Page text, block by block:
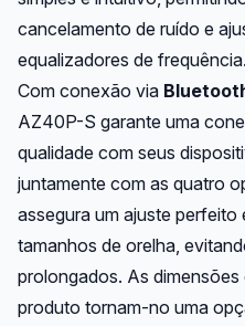
cancelamento de ruído e
equalizadores de frequência.
Com conexão via
AZ40P-S garante uma
qualidade com seus
juntamente com as quatro
assegura um ajuste
tamanhos de orelha,
prolongados. As
produto tornam-no uma